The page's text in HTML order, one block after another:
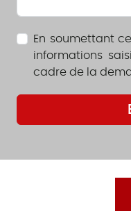
En soumettant
informations
cadre de la